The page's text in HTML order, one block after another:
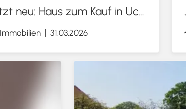
Jetzt neu: Haus zum Kauf in Uckerland
Immobilien 31.03.2026